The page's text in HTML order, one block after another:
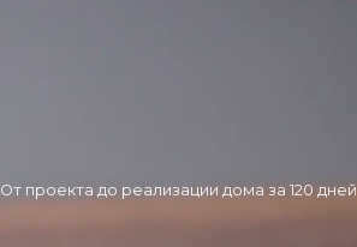
От проекта до реализации дома за 120 дней